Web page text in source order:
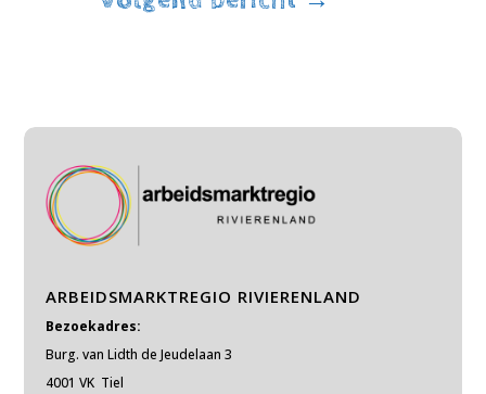
ARBEIDSMARKTREGIO RIVIERENLAND
Bezoekadres:
Burg. van Lidth de Jeudelaan 3
4001 VK Tiel